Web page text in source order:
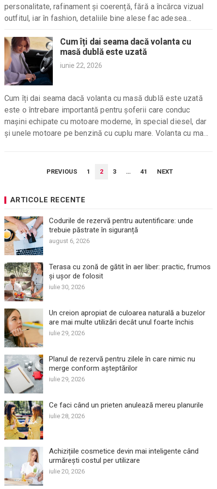
personalitate, rafinament și coerență, fără a încărca vizual
outfitul, iar în fashion, detaliile bine alese fac adesea
Cum îți dai seama dacă volanta cu
masă dublă este uzată
iunie 22, 2026
Cum îți dai seama dacă volanta cu masă dublă este uzată
este o întrebare importantă pentru șoferii care conduc
mașini echipate cu motoare moderne, în special diesel, dar
și unele motoare pe benzină cu cuplu mare. Volanta cu masă
PREVIOUS 1 2 3 … 41 NEXT
ARTICOLE RECENTE
Codurile de rezervă pentru autentificare: unde
trebuie păstrate în siguranță
august 6, 2026
Terasa cu zonă de gătit în aer liber: practic, frumos
și ușor de folosit
iulie 30, 2026
Un creion apropiat de culoarea naturală a buzelor
are mai multe utilizări decât unul foarte închis
iulie 29, 2026
Planul de rezervă pentru zilele în care nimic nu
merge conform așteptărilor
iulie 29, 2026
Ce faci când un prieten anulează mereu planurile
iulie 28, 2026
Achizițiile cosmetice devin mai inteligente când
urmărești costul per utilizare
iulie 20, 2026